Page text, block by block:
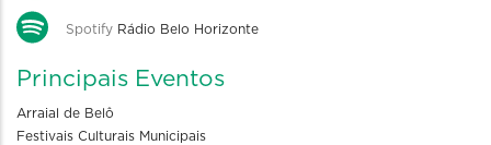
Spotify Rádio Belo Horizonte
Principais Eventos
Arraial de Belô
Festivais Culturais Municipais